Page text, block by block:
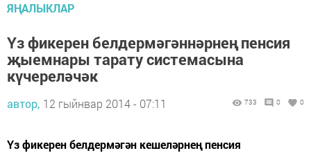
ЯҢАЛЫКЛАР
Үз фикерен белдермәгәннәрнең пенсия
җыемнары тарату системасына
күчереләчәк
автор, 12 гыйнвар 2014 - 07:11 733 0 0
Үз фикерен белдермәгән кешеләрнең пенсия